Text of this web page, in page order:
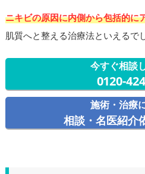
ニキビの原因に内側から包括的に
肌質へと整える治療法といえるで
今すぐ相談
0120-
施術・治療
相談・名医紹介